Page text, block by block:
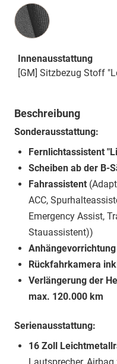
Innenausstattung
Innenausstattung
[GM] Sitzbezug Stoff
Beschreibung
Sonderausstattung:
Fernlichtassistent
Scheiben ab der B-
Fahrassistent
ACC,
Emergency Assist,
Stauassistent))
Rückfahrkamera
Verlängerung der
max. 120.000 km
Serienausstattung:
16 Zoll